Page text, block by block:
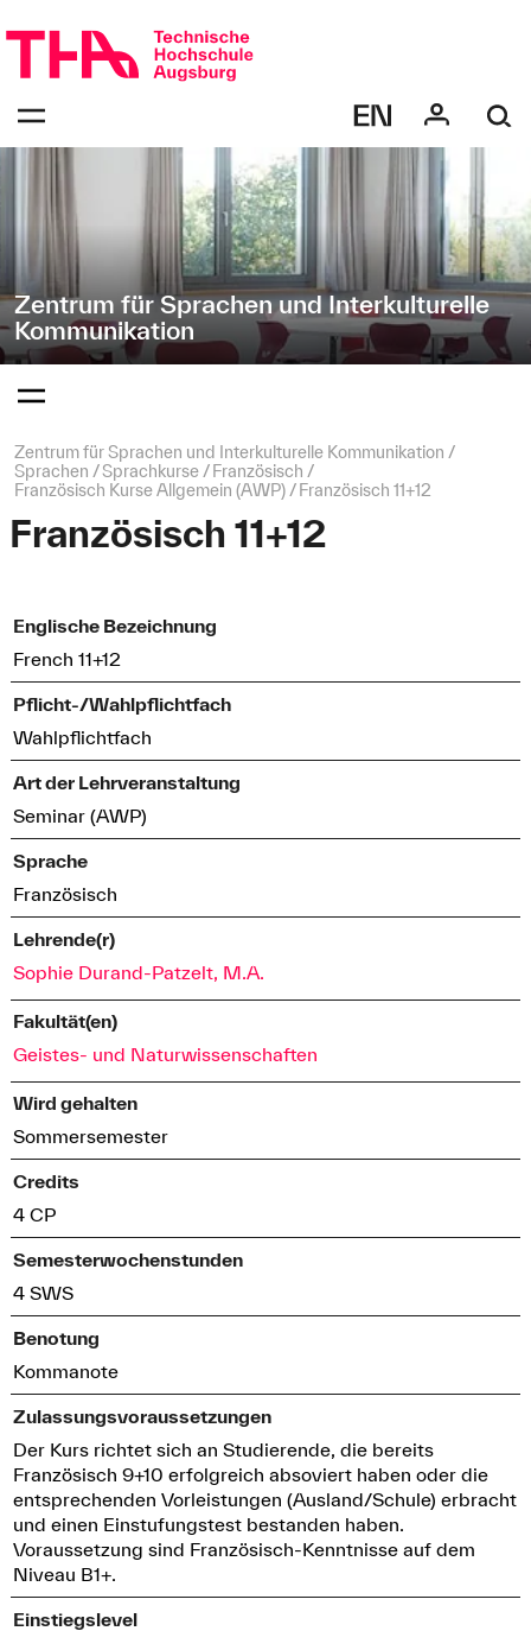
überspringen
zur
Navigation
"Zentrum
für
Interkulturelle
Kommunikation"
Zentrum für Sprachen und Interkulturelle
Kommunikation
bestätigen
Öffnen
bestätigen
des
Menüs
Seitenpfad:
Zentrum für Sprachen und Interkulturelle Kommunikation
Sprachen
Sprachkurse
Französisch
Französisch Kurse Allgemein (AWP)
Französisch 11+12
Französisch 11+12
Englische Bezeichnung
French 11+12
Pflicht-/Wahlpflichtfach
Wahlpflichtfach
Art der Lehrveranstaltung
Seminar (AWP)
Sprache
Französisch
Lehrende(r)
Sophie Durand-Patzelt, M.A.
Fakultät(en)
Geistes- und Naturwissenschaften
Wird gehalten
Sommersemester
Credits
4 CP
Semesterwochenstunden
4 SWS
Benotung
Kommanote
Zulassungsvoraussetzungen
Der Kurs richtet sich an Studierende, die bereits
Französisch 9+10 erfolgreich absoviert haben oder die
entsprechenden Vorleistungen (Ausland/Schule) erbracht
und einen Einstufungstest bestanden haben.
Voraussetzung sind Französisch-Kenntnisse auf dem
Niveau B1+.
Einstiegslevel